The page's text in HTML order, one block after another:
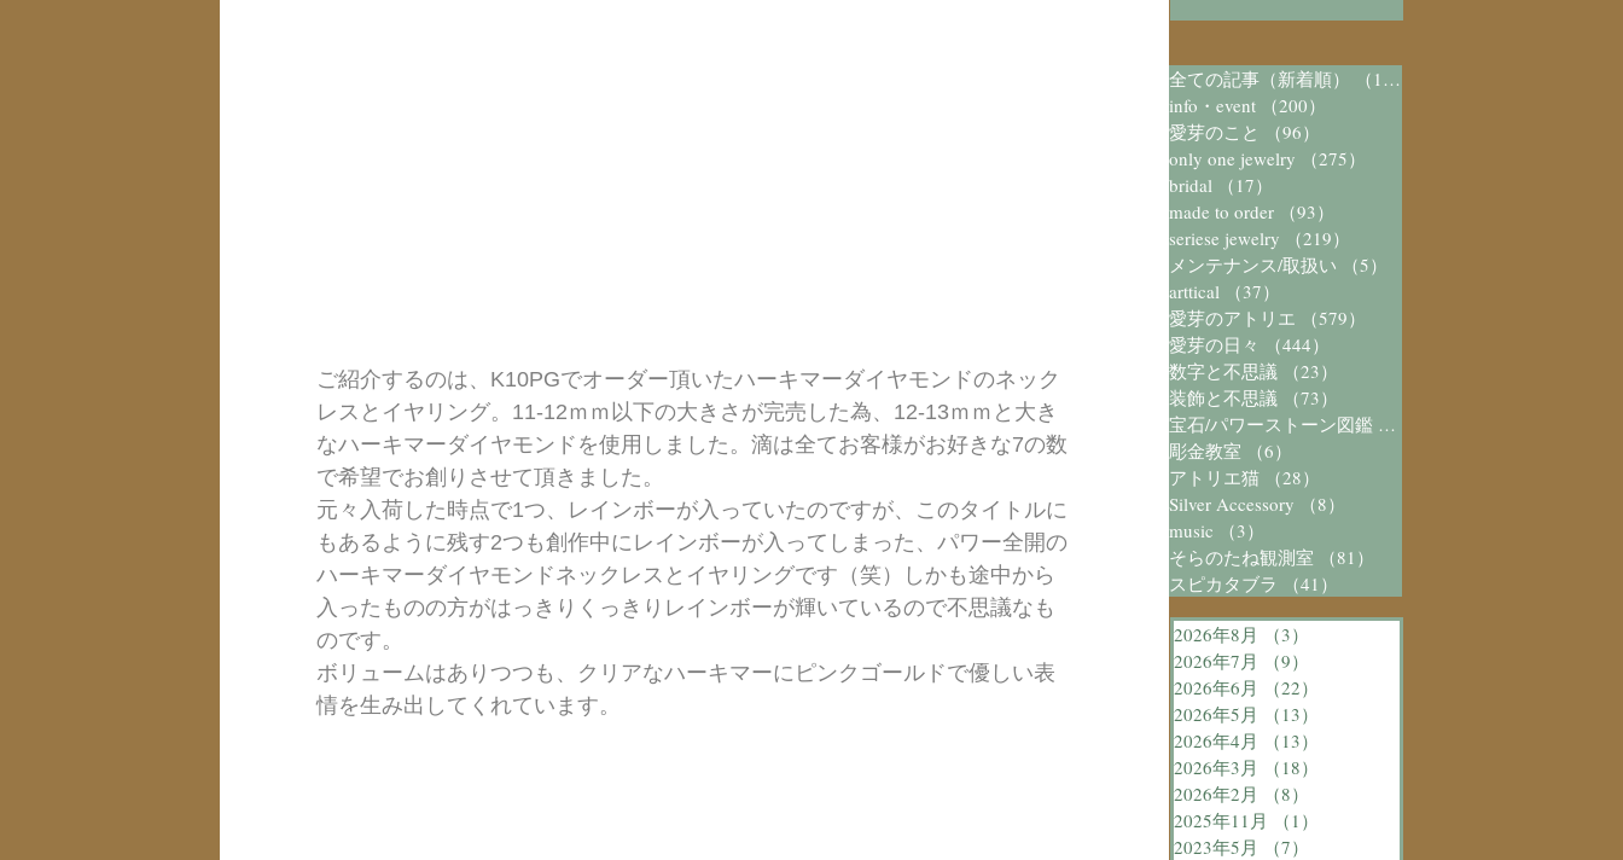
ご紹介するのは、K10PGでオーダー頂いたハーキマーダイヤモンドのネック
レスとイヤリング。11-12ｍｍ以下の大きさが完売した為、12-13ｍｍと大き
なハーキマーダイヤモンドを使用しました。滴は全てお客様がお好きな7の数
で希望でお創りさせて頂きました。
元々入荷した時点で1つ、レインボーが入っていたのですが、このタイトルに
もあるように残す2つも創作中にレインボーが入ってしまった、パワー全開の
ハーキマーダイヤモンドネックレスとイヤリングです（笑）しかも途中から
入ったものの方がはっきりくっきりレインボーが輝いているので不思議なも
のです。
ボリュームはありつつも、クリアなハーキマーにピンクゴールドで優しい表
情を生み出してくれています。
4 日前
全ての記事（新着順） （1,073）
info・event
（200）
愛芽のこと
（96）
only one jewelry
（275）
bridal
（17）
made to order
（93）
seriese jewelry
（219）
メンテナンス/取扱い
（5）
arttical
（37）
愛芽のアトリエ
（579）
愛芽の日々
（444）
数字と不思議
（23）
装飾と不思議
（73）
宝石/パワーストーン図鑑 （41）
彫金教室
（6）
アトリエ猫
（28）
Silver Accessory
（8）
music
（3）
そらのたね観測室
（81）
スピカタブラ
（41）
2026年8月 （3）
2026年7月
（9）
2026年6月
（22）
2026年5月
（13）
2026年4月
（13）
2026年3月
（18）
2026年2月
（8）
2025年11月
（1）
2023年5月
（7）